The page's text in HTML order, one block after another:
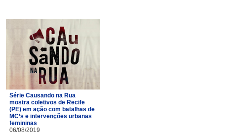
Série Causando na Rua
mostra coletivos de Recife
(PE) em ação com batalhas de
MC’s e intervenções urbanas
femininas
06/08/2019